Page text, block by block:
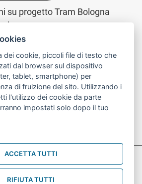
su progetto Tram Bologna
mappa interattiva
al call center
il call
per emergenze nei giorni festivi
366 65 36 063
prova
dei dati personali
dei cookie, piccoli file di testo che
dal browser sul dispositivo
tablet, smartphone) per
di fruizione del sito. Utilizzando i
l'utilizzo dei cookie da parte
impostati solo dopo il tuo
ACCETTA TUTTI
RIFIUTA TUTTI